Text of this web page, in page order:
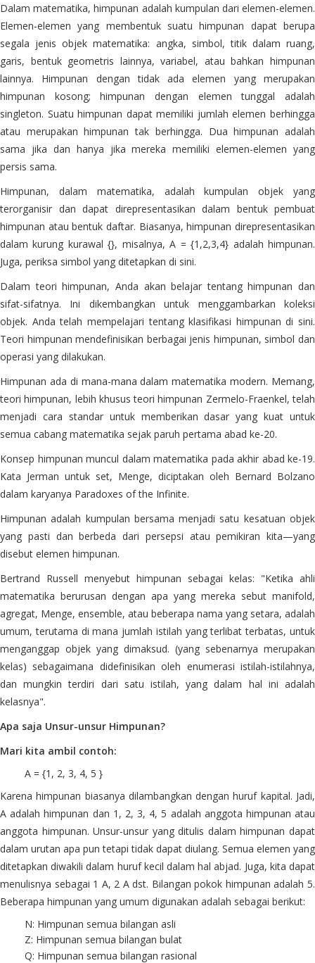
Dalam matematika, himpunan adalah kumpulan dari elemen-elemen.
Elemen-elemen yang membentuk suatu himpunan dapat berupa
segala jenis objek matematika: angka, simbol, titik dalam ruang,
garis, bentuk geometris lainnya, variabel, atau bahkan himpunan
lainnya. Himpunan dengan tidak ada elemen yang merupakan
himpunan kosong; himpunan dengan elemen tunggal adalah
singleton. Suatu himpunan dapat memiliki jumlah elemen berhingga
atau merupakan himpunan tak berhingga. Dua himpunan adalah
sama jika dan hanya jika mereka memiliki elemen-elemen yang
persis sama.
Himpunan, dalam matematika, adalah kumpulan objek yang
terorganisir dan dapat direpresentasikan dalam bentuk pembuat
himpunan atau bentuk daftar. Biasanya, himpunan direpresentasikan
dalam kurung kurawal {}, misalnya, A = {1,2,3,4} adalah himpunan.
Juga, periksa simbol yang ditetapkan di sini.
Dalam teori himpunan, Anda akan belajar tentang himpunan dan
sifat-sifatnya. Ini dikembangkan untuk menggambarkan koleksi
objek. Anda telah mempelajari tentang klasifikasi himpunan di sini.
Teori himpunan mendefinisikan berbagai jenis himpunan, simbol dan
operasi yang dilakukan.
Himpunan ada di mana-mana dalam matematika modern. Memang,
teori himpunan, lebih khusus teori himpunan Zermelo-Fraenkel, telah
menjadi cara standar untuk memberikan dasar yang kuat untuk
semua cabang matematika sejak paruh pertama abad ke-20.
Konsep himpunan muncul dalam matematika pada akhir abad ke-19.
Kata Jerman untuk set, Menge, diciptakan oleh Bernard Bolzano
dalam karyanya Paradoxes of the Infinite.
Himpunan adalah kumpulan bersama menjadi satu kesatuan objek
yang pasti dan berbeda dari persepsi atau pemikiran kita—yang
disebut elemen himpunan.
Bertrand Russell menyebut himpunan sebagai kelas: "Ketika ahli
matematika berurusan dengan apa yang mereka sebut manifold,
agregat, Menge, ensemble, atau beberapa nama yang setara, adalah
umum, terutama di mana jumlah istilah yang terlibat terbatas, untuk
menganggap objek yang dimaksud. (yang sebenarnya merupakan
kelas) sebagaimana didefinisikan oleh enumerasi istilah-istilahnya,
dan mungkin terdiri dari satu istilah, yang dalam hal ini adalah
kelasnya".
Apa saja Unsur-unsur Himpunan?
Mari kita ambil contoh:
A = {1, 2, 3, 4, 5 }
Karena himpunan biasanya dilambangkan dengan huruf kapital. Jadi,
A adalah himpunan dan 1, 2, 3, 4, 5 adalah anggota himpunan atau
anggota himpunan. Unsur-unsur yang ditulis dalam himpunan dapat
dalam urutan apa pun tetapi tidak dapat diulang. Semua elemen yang
ditetapkan diwakili dalam huruf kecil dalam hal abjad. Juga, kita dapat
menulisnya sebagai 1 A, 2 A dst. Bilangan pokok himpunan adalah 5.
Beberapa himpunan yang umum digunakan adalah sebagai berikut:
N: Himpunan semua bilangan asli
Z: Himpunan semua bilangan bulat
Q: Himpunan semua bilangan rasional